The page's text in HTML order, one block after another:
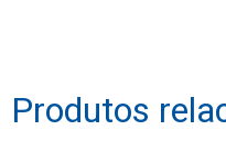
Produtos